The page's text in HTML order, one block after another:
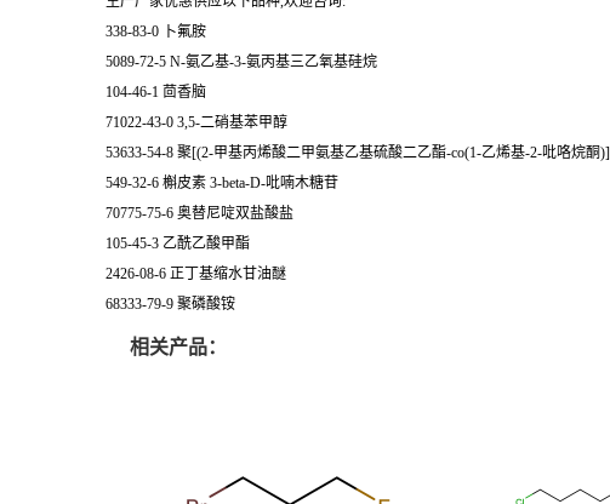
338-83-0 卜氟胺
5089-72-5 N-氨乙基-3-氨丙基三乙氧基硅烷
104-46-1 茴香脑
71022-43-0 3,5-二硝基苯甲醇
53633-54-8 聚[(2-甲基丙烯酸二甲氨基乙基硫酸二乙酯-co(1-乙烯基-2-吡咯烷酮)]
549-32-6 槲皮素 3-beta-D-吡喃木糖苷
70775-75-6 奥替尼啶双盐酸盐
105-45-3 乙酰乙酸甲酯
2426-08-6 正丁基缩水甘油醚
68333-79-9 聚磷酸铵
相关产品：